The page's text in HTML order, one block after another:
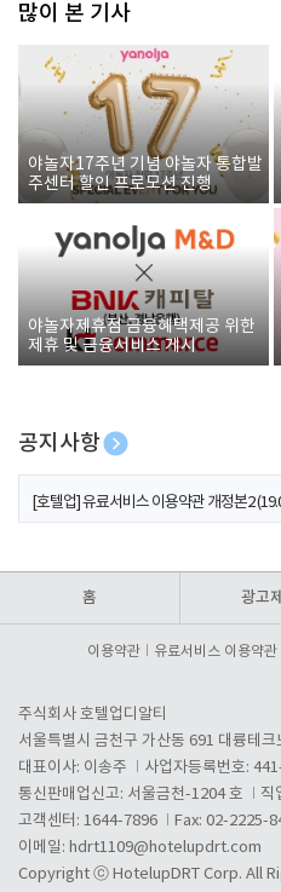
많이 본 기사
야놀자17주년 기념 야놀자 통합발
주센터 할인 프로모션 진행
야놀자제휴점 금융혜택제공 위한
제휴 및 금융서비스 게시
공지사항
[호텔업] 개인정보 처리방침 개정본1
[호텔업] 유료서비스 이용약관 개정본2
홈 광고
이용약관 유료서비스 이용약관
주식회사 호텔업디알티
서울특별시 금천구 가산동 691 대륭테
대표이사: 이송주
사업자등록번호:
통신판매업신고: 서울금천-1204 호
직
고객센터: 1644-7896
Fax: 02-2225-
이메일: hdrt1109@hotelupdrt.com
Copyright ⓒ HotelupDRT Corp. All